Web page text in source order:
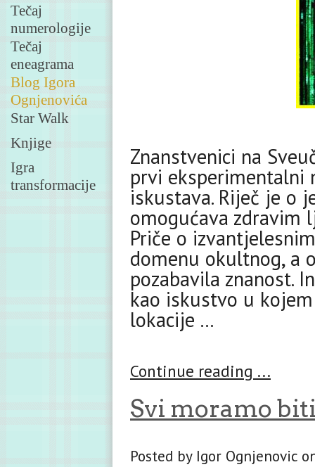
Tečaj
numerologije
Tečaj
eneagrama
Blog Igora
Ognjenovića
Star Walk
Knjige
Igra
transformacije
Znanstvenici na
prvi eksperimentalni
iskustava. Riječ je o
omogućava zdravim
Priče o
domenu okultnog, a
pozabavila znanost.
kao iskustvo u
lokacije ...
Continue reading ...
Svi moramo
Posted by Igor Ognjenovic